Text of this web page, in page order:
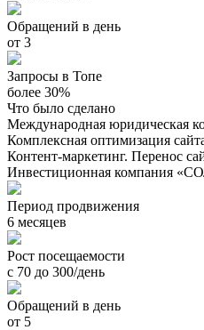
Обращений в день
от 3
Запросы в Топе
более 30%
Что было сделано
Международная юридическая
Комплексная оптимизация
Контент-маркетинг. Перенос
Инвестиционная компания
Период продвижения
6 месяцев
Рост посещаемости
с 70 до 300/день
Обращений в день
от 5